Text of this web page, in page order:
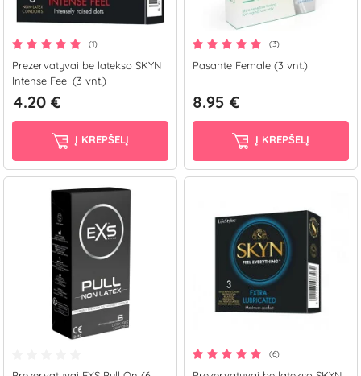
(1)
Prezervatyvai be latekso SKYN
Intense Feel (3 vnt.)
4.20 €
Į KREPŠELĮ
(3)
Pasante Female (3 vnt.)
8.95 €
Į KREPŠELĮ
(6)